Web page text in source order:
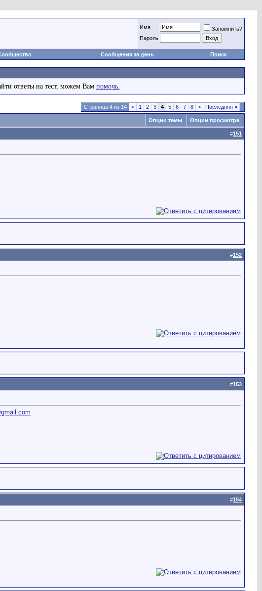
Имя
Запомнить?
Пароль
Сообщения за день Поиск
ответы на тест, можем Вам помочь.
Страница 4 из 14 < 1 2 3 4 5 6 7 8 > Последняя »
Опции темы Опции просмотра
#151
#152
#153
#154